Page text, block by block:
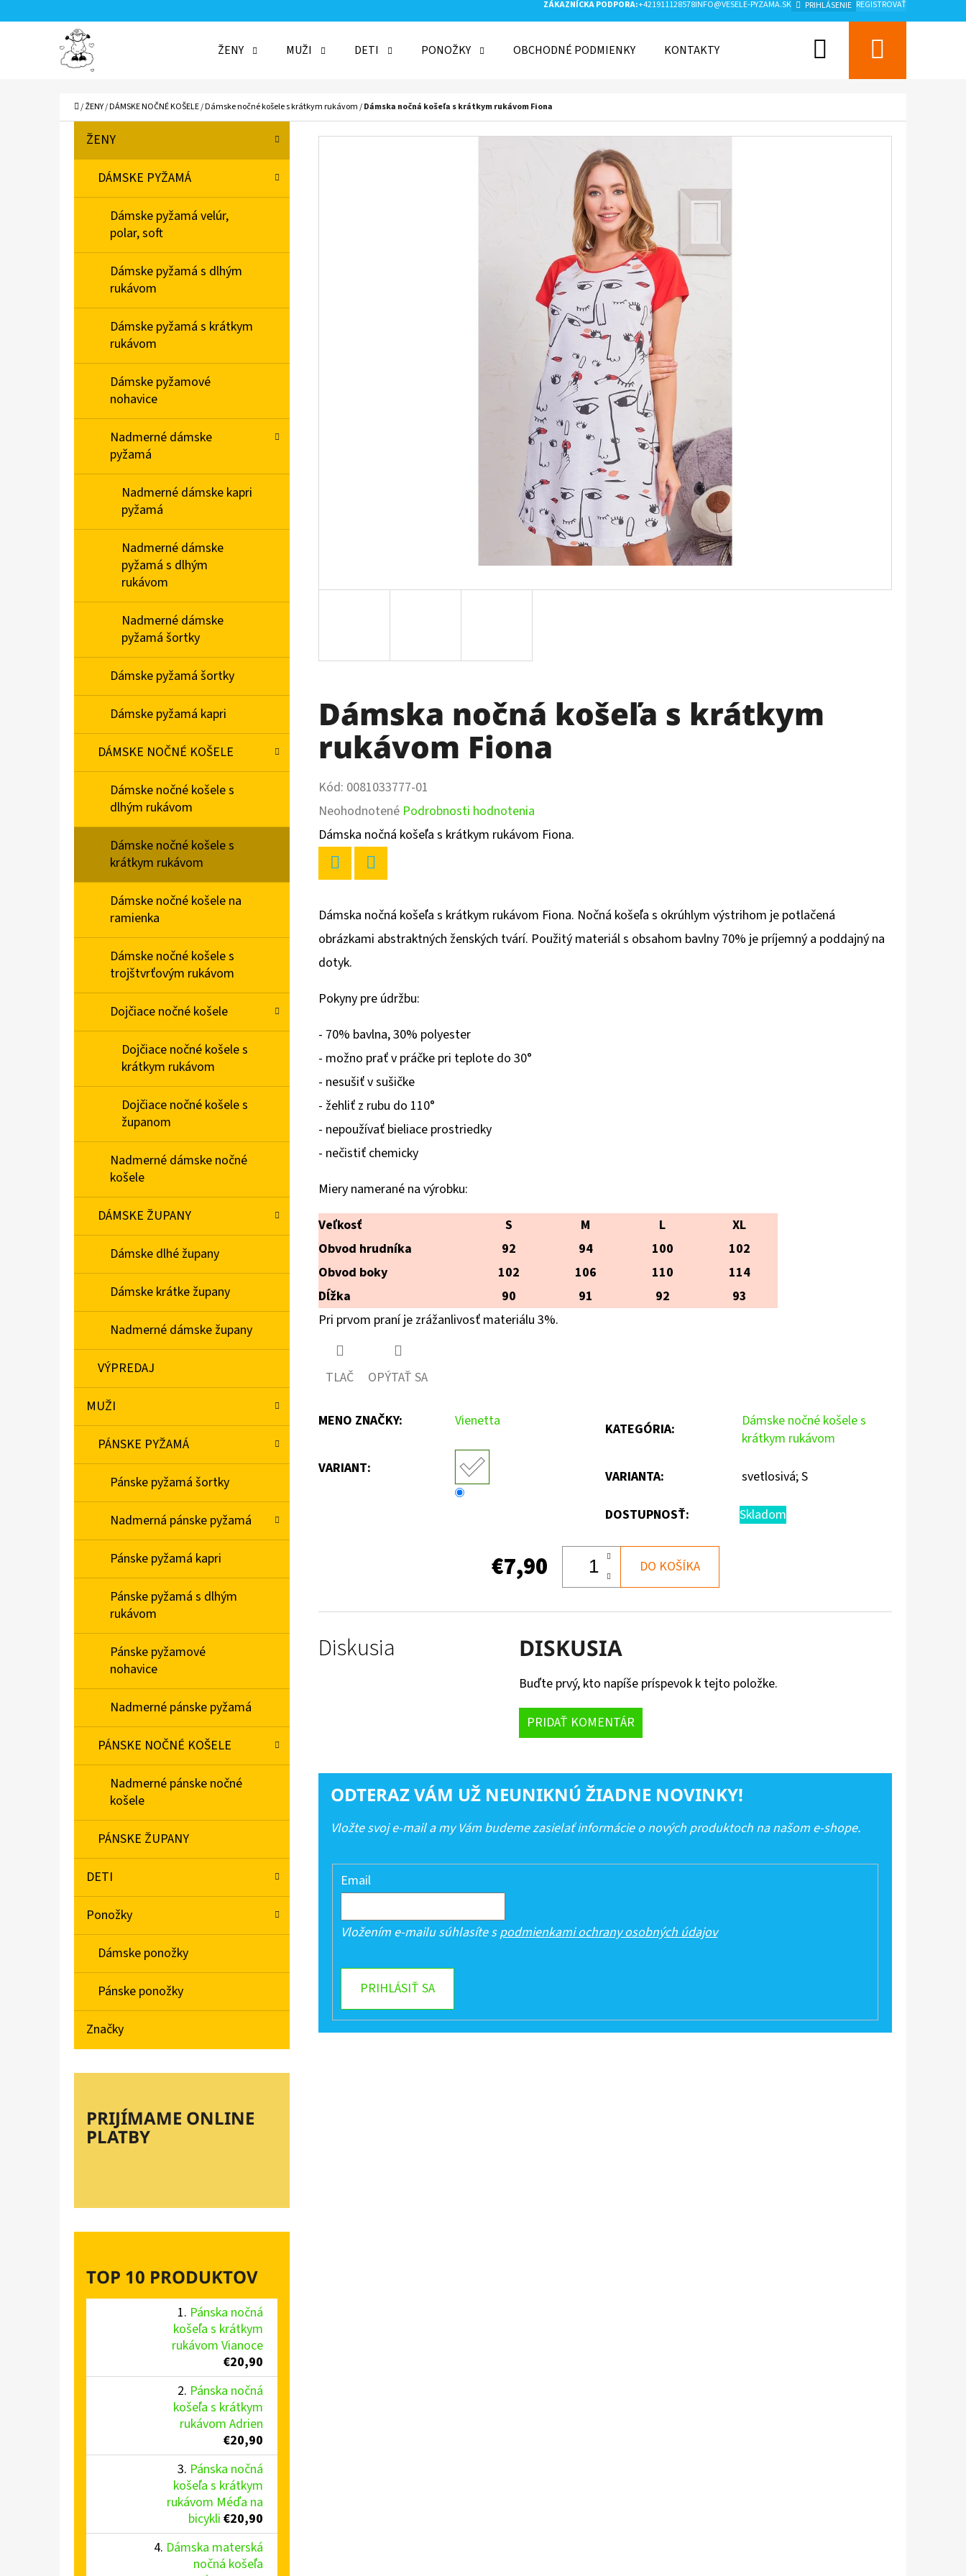
ZÁKAZNÍCKA PODPORA:+421911128578INFO@VESELE-PYZAMA.SK PRIHLÁSENIE REGISTROVAŤ
ŽENY MUŽI DETI PONOŽKY OBCHODNÉ PODMIENKY KONTAKTY Hľadať
Domov
/ŽENY/DÁMSKE NOČNÉ KOŠELE/Dámske nočné košele s krátkym rukávom/Dámska nočná košeľa s krátkym rukávom Fiona
O
N
Preskočiť
kategórie
T
G
I
ŽENY
DÁMSKE PYŽAMÁ
Dámske pyžamá velúr,
polar, soft
Dámske pyžamá s dlhým
rukávom
Dámske pyžamá s krátkym
rukávom
Dámske pyžamové
nohavice
Nadmerné dámske
pyžamá
Nadmerné dámske kapri
pyžamá
Nadmerné dámske
pyžamá s dlhým
rukávom
Nadmerné dámske
pyžamá šortky
Dámske pyžamá šortky
Dámske pyžamá kapri
DÁMSKE NOČNÉ KOŠELE
Dámske nočné košele s
dlhým rukávom
Dámske nočné košele s
krátkym rukávom
Dámske nočné košele na
ramienka
Dámske nočné košele s
trojštvrťovým rukávom
Dojčiace nočné košele
Dojčiace nočné košele s
krátkym rukávom
Dojčiace nočné košele s
županom
Nadmerné dámske nočné
košele
DÁMSKE ŽUPANY
Dámske dlhé župany
Dámske krátke župany
Nadmerné dámske župany
VÝPREDAJ
MUŽI
PÁNSKE PYŽAMÁ
Pánske pyžamá šortky
Nadmerná pánske pyžamá
Pánske pyžamá kapri
Pánske pyžamá s dlhým
rukávom
Pánske pyžamové
nohavice
Nadmerné pánske pyžamá
PÁNSKE NOČNÉ KOŠELE
Nadmerné pánske nočné
košele
PÁNSKE ŽUPANY
DETI
Ponožky
Dámske ponožky
Pánske ponožky
Značky
PRIJÍMAME ONLINE
PLATBY
TOP 10 PRODUKTOV
Pánska nočná
košeľa s krátkym
rukávom Vianoce
€20,90
Pánska nočná
košeľa s krátkym
rukávom Adrien
€20,90
Pánska nočná
košeľa s krátkym
rukávom Méďa na
bicykli €20,90
Dámska materská
nočná košeľa
Dámska nočná košeľa s krátkym
rukávom Fiona
Kód: 0081033777-01
Priemerné
hodnotenie
produktu
je
0,0
5
Neohodnotené Podrobnosti hodnotenia
Dámska nočná košeľa s krátkym rukávom Fiona.
Dámska nočná košeľa s krátkym rukávom Fiona. Nočná košeľa s okrúhlym výstrihom je potlačená
obrázkami abstraktných ženských tvárí. Použitý materiál s obsahom bavlny 70% je príjemný a poddajný na
dotyk.
Pokyny pre údržbu:
- 70% bavlna, 30% polyester
- možno prať v práčke pri teplote do 30°
- nesušiť v sušičke
- žehliť z rubu do 110°
- nepoužívať bieliace prostriedky
- nečistiť chemicky
Miery namerané na výrobku:
Veľkosť
S M L
XL
Obvod hrudníka
92 94 100
102
Obvod boky
102 106 110
114
Dĺžka
90 91 92
93
Pri prvom praní je zrážanlivosť materiálu 3%.
TLAČ OPÝTAŤ SA
MENO ZNAČKY: Vienetta
VARIANT:
KATEGÓRIA:
Dámske nočné košele s
krátkym rukávom
VARIANTA: svetlosivá; S
DOSTUPNOSŤ: Skladom
€7,90 DO KOŠÍKA
Diskusia DISKUSIA
Buďte prvý, kto napíše príspevok k tejto položke.
PRIDAŤ KOMENTÁR
ODTERAZ VÁM UŽ NEUNIKNÚ ŽIADNE NOVINKY!
Vložte svoj e-mail a my Vám budeme zasielať informácie o nových produktoch na našom e-shope.
Email
Vložením e-mailu súhlasíte spodmienkami ochrany osobných údajov
PRIHLÁSIŤ SA
Späť
do
Späť
do
RUKÁVOM VIANOCE
€20,90
PÁNSKA NOČNÁ KOŠEĽA S KRÁTKYM
RUKÁVOM MÉĎA NA BICYKLI
€20,90